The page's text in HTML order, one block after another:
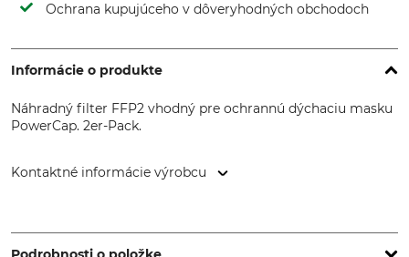
Ochrana kupujúceho v dôveryhodných obchodoch
Informácie o produkte
Náhradný filter FFP2 vhodný pre ochrannú dýchaciu masku
PowerCap. 2er-Pack.
Kontaktné informácie výrobcu
Germany, www.jspsafety.com